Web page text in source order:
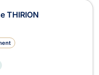
THIRION